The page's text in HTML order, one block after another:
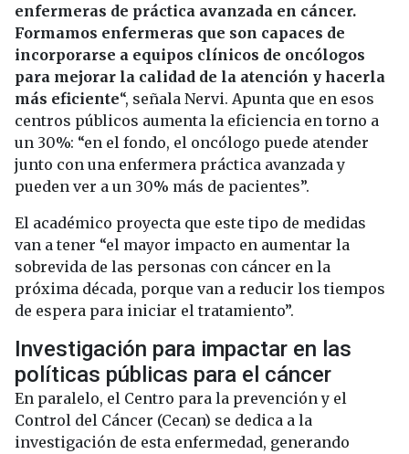
enfermeras de práctica avanzada en cáncer.
Formamos enfermeras que son capaces de
incorporarse a equipos clínicos de oncólogos
para mejorar la calidad de la atención y hacerla
más eficiente“, señala Nervi. Apunta que en esos
centros públicos aumenta la eficiencia en torno a
un 30%: “en el fondo, el oncólogo puede atender
junto con una enfermera práctica avanzada y
pueden ver a un 30% más de pacientes”.
El académico proyecta que este tipo de medidas
van a tener “el mayor impacto en aumentar la
sobrevida de las personas con cáncer en la
próxima década, porque van a reducir los tiempos
de espera para iniciar el tratamiento”.
Investigación para impactar en las
políticas públicas para el cáncer
En paralelo, el Centro para la prevención y el
Control del Cáncer (Cecan) se dedica a la
investigación de esta enfermedad, generando